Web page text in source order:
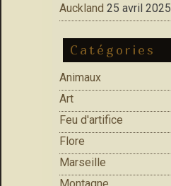
Auckland 25 avril 2025
Catégories
Animaux
Art
Feu d'artifice
Flore
Marseille
Montagne